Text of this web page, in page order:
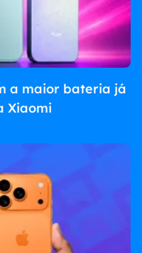
a maior bateria já
Xiaomi